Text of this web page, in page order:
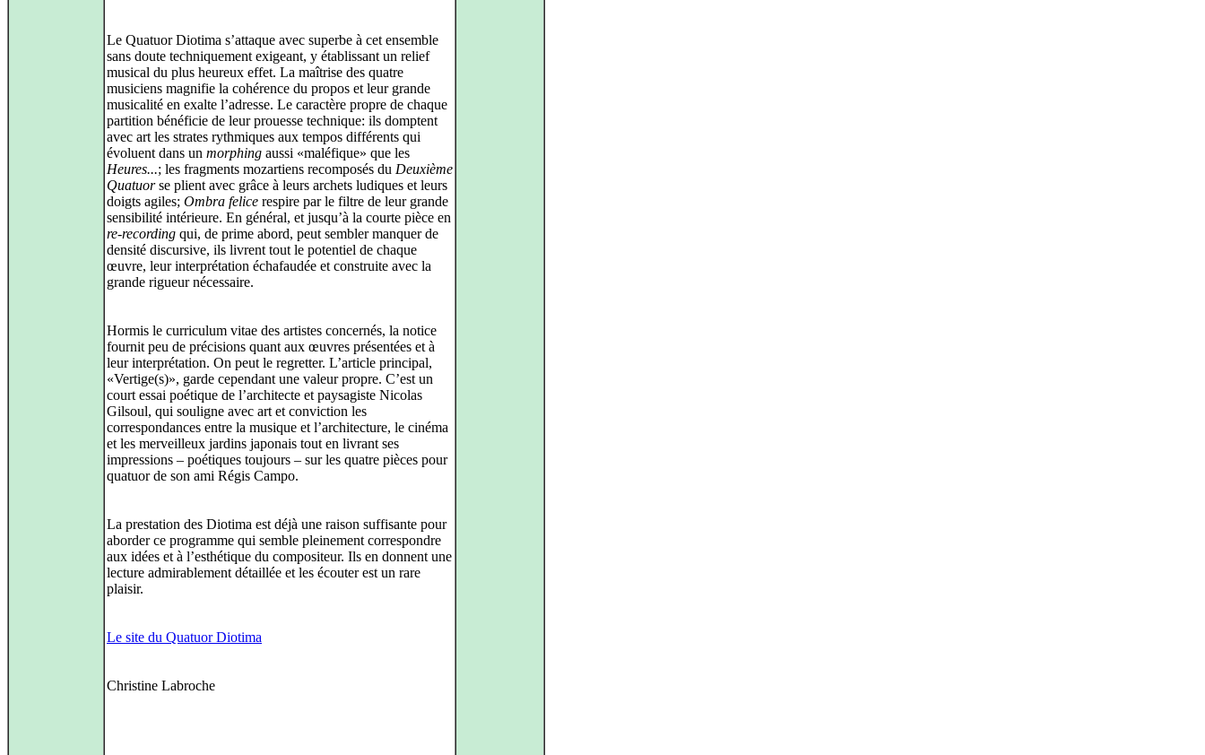
Le Quatuor Diotima s’attaque avec superbe à cet ensemble
sans doute techniquement exigeant, y établissant un relief
musical du plus heureux effet. La maîtrise des quatre
musiciens magnifie la cohérence du propos et leur grande
musicalité en exalte l’adresse. Le caractère propre de chaque
partition bénéficie de leur prouesse technique: ils domptent
avec art les strates rythmiques aux tempos différents qui
évoluent dans un morphing aussi «maléfique» que les
Heures...; les fragments mozartiens recomposés du Deuxième
Quatuorse plient avec grâce à leurs archets ludiques et leurs
doigts agiles; Ombra felice respire par le filtre de leur grande
sensibilité intérieure. En général, et jusqu’à la courte pièce en
re-recording qui, de prime abord, peut sembler manquer de
densité discursive, ils livrent tout le potentiel de chaque
œuvre, leur interprétation échafaudée et construite avec la
grande rigueur nécessaire.
Hormis le curriculum vitae des artistes concernés, la notice
fournit peu de précisions quant aux œuvres présentées et à
leur interprétation. On peut le regretter. L’article principal,
«Vertige(s)», garde cependant une valeur propre. C’est un
court essai poétique de l’architecte et paysagiste Nicolas
Gilsoul, qui souligne avec art et conviction les
correspondances entre la musique et l’architecture, le cinéma
et les merveilleux jardins japonais tout en livrant ses
impressions – poétiques toujours – sur les quatre pièces pour
quatuor de son ami Régis Campo.
La prestation des Diotima est déjà une raison suffisante pour
aborder ce programme qui semble pleinement correspondre
aux idées et à l’esthétique du compositeur. Ils en donnent une
lecture admirablement détaillée et les écouter est un rare
plaisir.
Le site du Quatuor Diotima
Christine Labroche